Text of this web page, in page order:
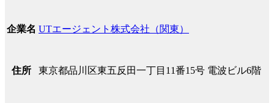
企業名 UTエージェント株式会社（関東）
住所 東京都品川区東五反田一丁目11番15号 電波ビル6階